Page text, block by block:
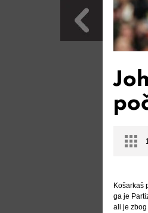
Košarkaš
ga je
ali je zbog